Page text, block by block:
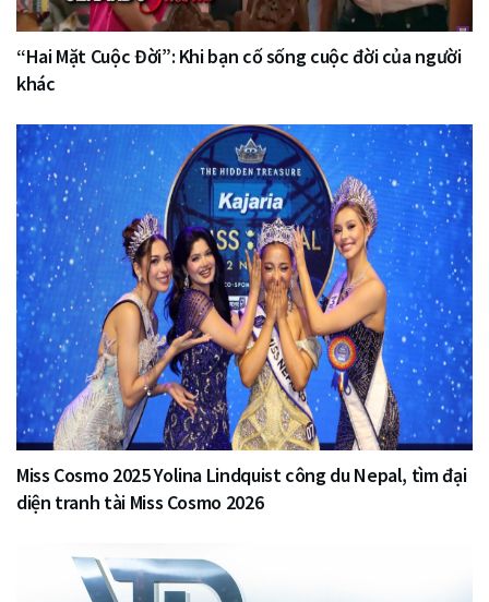
“Hai Mặt Cuộc Đời”: Khi bạn cố sống cuộc đời của người
khác
Miss Cosmo 2025 Yolina Lindquist công du Nepal, tìm đại
diện tranh tài Miss Cosmo 2026